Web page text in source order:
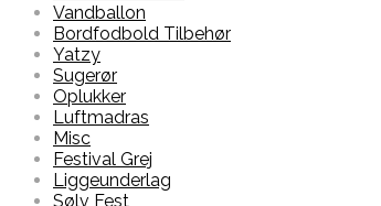
Vandballon
Bordfodbold Tilbehør
Yatzy
Sugerør
Oplukker
Luftmadras
Misc
Festival Grej
Liggeunderlag
Sølv Fest